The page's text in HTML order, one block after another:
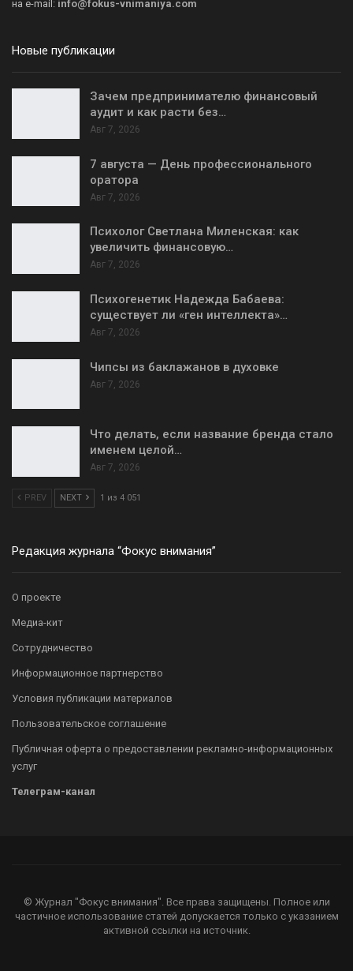
на e-mail: info@fokus-vnimaniya.com
Новые публикации
Зачем предпринимателю финансовый
аудит и как расти без…
Авг 7, 2026
7 августа — День профессионального
оратора
Авг 7, 2026
Психолог Светлана Миленская: как
увеличить финансовую…
Авг 7, 2026
Психогенетик Надежда Бабаева:
существует ли «ген интеллекта»…
Авг 7, 2026
Чипсы из баклажанов в духовке
Авг 7, 2026
Что делать, если название бренда стало
именем целой…
Авг 7, 2026
PREV NEXT 1 из 4 051
Редакция журнала “Фокус внимания”
О проекте
Медиа-кит
Сотрудничество
Информационное партнерство
Условия публикации материалов
Пользовательское соглашение
Публичная оферта о предоставлении рекламно-информационных
услуг
Телеграм-канал
© Журнал "Фокус внимания". Все права защищены. Полное или
частичное использование статей допускается только с указанием
активной ссылки на источник.